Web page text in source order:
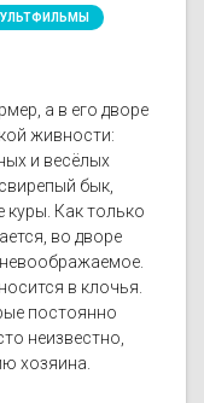
а в его дворе
живности:
и весёлых
бык,
Как только
во дворе
невоображаемое.
в клочья.
постоянно
неизвестно,
хозяина.